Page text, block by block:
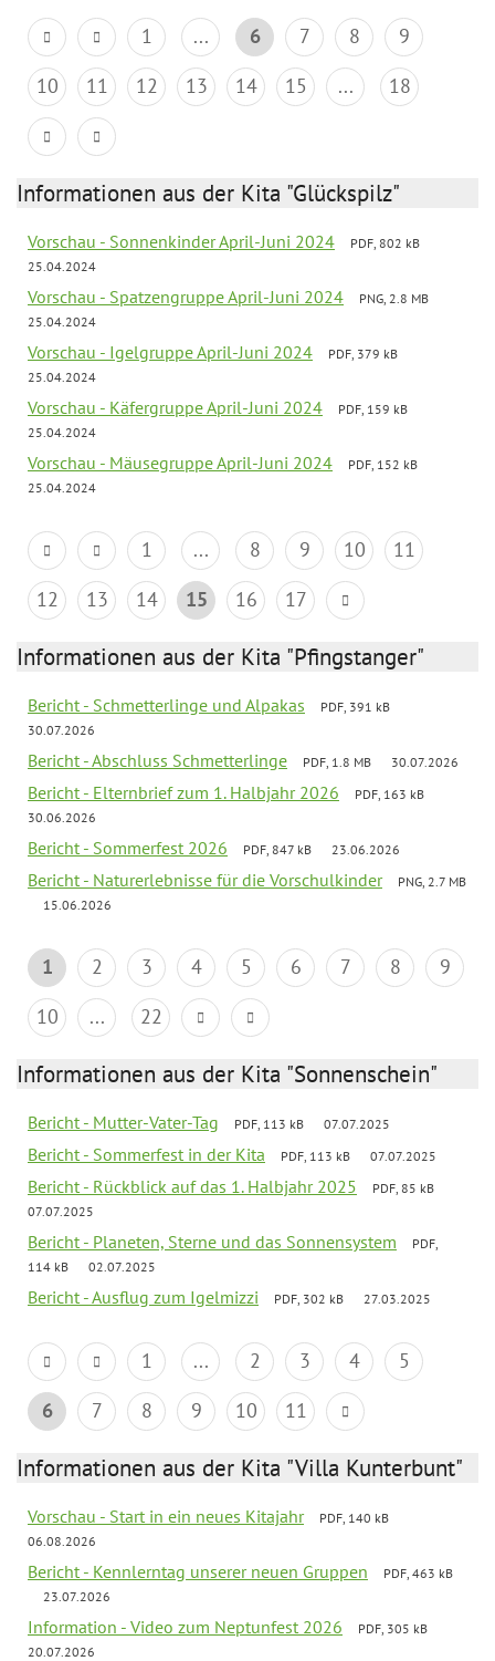
1 ... 6 7 8
9
10
11 12 13 14 15 ... 18
Informationen aus der Kita "Glückspilz"
Vorschau - Sonnenkinder April-Juni 2024
PDF, 802 kB
25.04.2024
Vorschau - Spatzengruppe April-Juni 2024
PNG, 2.8 MB
25.04.2024
Vorschau - Igelgruppe April-Juni 2024
PDF, 379 kB
25.04.2024
Vorschau - Käfergruppe April-Juni 2024
PDF, 159 kB
25.04.2024
Vorschau - Mäusegruppe April-Juni 2024
PDF, 152 kB
25.04.2024
1 ... 8 9 10
11
12
13 14 15 16 17
Informationen aus der Kita "Pfingstanger"
Bericht - Schmetterlinge und Alpakas
PDF, 391 kB
30.07.2026
Bericht - Abschluss Schmetterlinge PDF, 1.8 MB 30.07.2026
Bericht - Elternbrief zum 1. Halbjahr 2026
PDF, 163 kB
30.06.2026
Bericht - Sommerfest 2026 PDF, 847 kB 23.06.2026
Bericht - Naturerlebnisse für die Vorschulkinder
PNG, 2.7 MB
15.06.2026
1 2 3 4 5 6 7 8
9
10
... 22
Informationen aus der Kita "Sonnenschein"
Bericht - Mutter-Vater-Tag PDF, 113 kB 07.07.2025
Bericht - Sommerfest in der Kita PDF, 113 kB 07.07.2025
Bericht - Rückblick auf das 1. Halbjahr 2025
PDF, 85 kB
07.07.2025
Bericht - Planeten, Sterne und das Sonnensystem
PDF,
114 kB
02.07.2025
Bericht - Ausflug zum Igelmizzi PDF, 302 kB 27.03.2025
1 ... 2 3 4
5
6
7 8 9 10 11
Informationen aus der Kita "Villa Kunterbunt"
Vorschau - Start in ein neues Kitajahr
PDF, 140 kB
06.08.2026
Bericht - Kennlerntag unserer neuen Gruppen
PDF, 463 kB
23.07.2026
Information - Video zum Neptunfest 2026
PDF, 305 kB
20.07.2026